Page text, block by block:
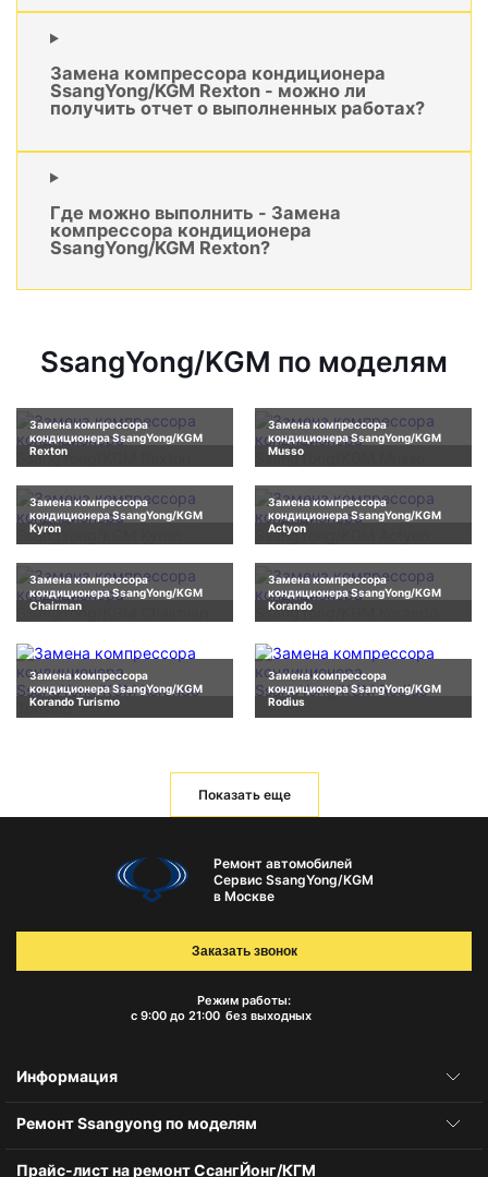
Замена компрессора кондиционера
SsangYong/KGM Rexton - можно ли
получить отчет о выполненных работах?
Где можно выполнить - Замена
компрессора кондиционера
SsangYong/KGM Rexton?
SsangYong/KGM по моделям
Замена компрессора
кондиционера SsangYong/KGM
Rexton
Замена компрессора
кондиционера SsangYong/KGM
Musso
Замена компрессора
кондиционера SsangYong/KGM
Kyron
Замена компрессора
кондиционера SsangYong/KGM
Actyon
Замена компрессора
кондиционера SsangYong/KGM
Chairman
Замена компрессора
кондиционера SsangYong/KGM
Korando
Замена компрессора
кондиционера SsangYong/KGM
Korando Turismo
Замена компрессора
кондиционера SsangYong/KGM
Rodius
Показать еще
Ремонт автомобилей
Сервис SsangYong/KGM
в Москве
Режим работы:
с 9:00 до 21:00 без выходных
Заказать звонок
Информация
Ремонт Ssangyong по моделям
Прайс-лист на ремонт СсангЙонг/КГМ